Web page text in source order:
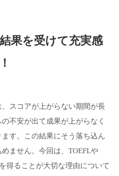
果を受けて充実感
スコアが上がらない期間が長
不安が出て成果が上がらなく
す。この結果にそう落ち込ん
ません。今回は、TOEFLや
得ることが大切な理由について